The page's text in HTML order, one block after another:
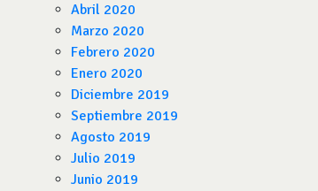
Abril 2020
Marzo 2020
Febrero 2020
Enero 2020
Diciembre 2019
Septiembre 2019
Agosto 2019
Julio 2019
Junio 2019